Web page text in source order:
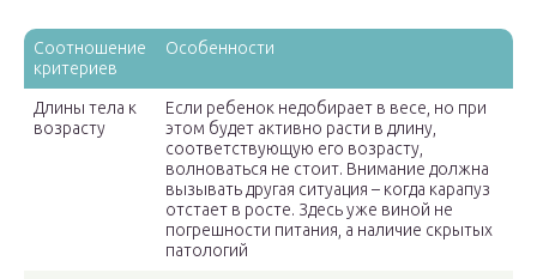
Соотношение
критериев
Особенности
Длины тела к
возрасту
Если ребенок недобирает в весе, но при
этом будет активно расти в длину,
соответствующую его возрасту,
волноваться не стоит. Внимание должна
вызывать другая ситуация – когда карапуз
отстает в росте. Здесь уже виной не
погрешности питания, а наличие скрытых
патологий